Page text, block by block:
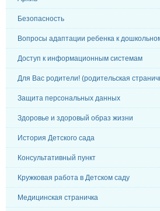
Безопасность
Вопросы адаптации ребенка к
Доступ к информационным системам
Для Вас родители! (родительская
Защита персональных данных
Здоровье и здоровый образ жизни
История Детского сада
Консультативный пункт
Кружковая работа в Детском саду
Медицинская страничка